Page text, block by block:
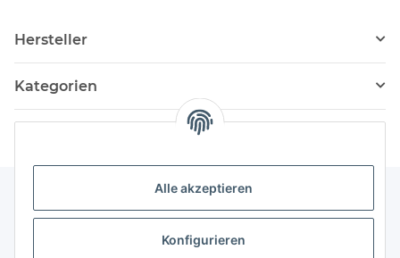
Alle akzeptieren
Konfigurieren
Hersteller
Kategorien